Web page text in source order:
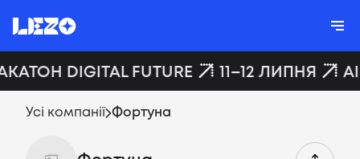
DIGITAL FUTURE 11–12 ЛИПНЯ
Усі компанії Фортуна